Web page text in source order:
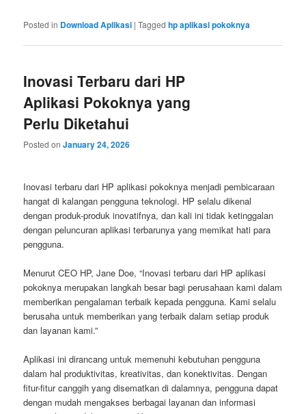
Posted in Download Aplikasi |Tagged hp aplikasi pokoknya
Inovasi Terbaru dari HP
Aplikasi Pokoknya yang
Perlu Diketahui
Posted onJanuary 24, 2026
Inovasi terbaru dari HP aplikasi pokoknya menjadi pembicaraan
hangat di kalangan pengguna teknologi. HP selalu dikenal
dengan produk-produk inovatifnya, dan kali ini tidak ketinggalan
dengan peluncuran aplikasi terbarunya yang memikat hati para
pengguna.
Menurut CEO HP, Jane Doe, “Inovasi terbaru dari HP aplikasi
pokoknya merupakan langkah besar bagi perusahaan kami dalam
memberikan pengalaman terbaik kepada pengguna. Kami selalu
berusaha untuk memberikan yang terbaik dalam setiap produk
dan layanan kami.”
Aplikasi ini dirancang untuk memenuhi kebutuhan pengguna
dalam hal produktivitas, kreativitas, dan konektivitas. Dengan
fitur-fitur canggih yang disematkan di dalamnya, pengguna dapat
dengan mudah mengakses berbagai layanan dan informasi